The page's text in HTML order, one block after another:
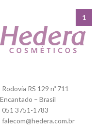
1
Rodovia RS 129 nº 711
Encantado – Brasil
051 3751-1783
falecom@hedera.com.br